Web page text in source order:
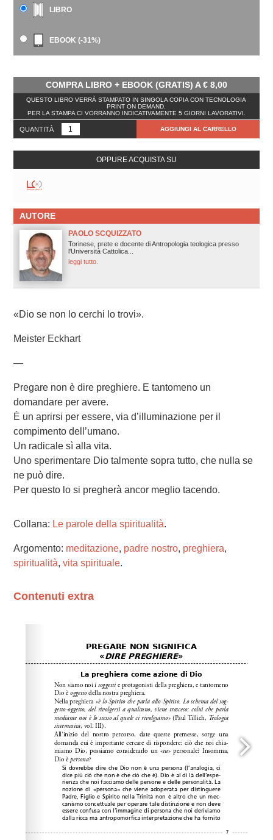
LIBRO
EBOOK (-31%)
COMPRA LIBRO + EBOOK (GRATIS) A€8,00
QUESTO LIBRO VERRÀ STAMPATO IN SINGOLA COPIA CON TECNOLOGIA
PRINT ON DEMAND.
PER LA STAMPA CI VORRANNO INDICATIVAMENTE 5 GIORNI LAVORATIVI.
QUANTITÀ AGGIUNGI AL CARRELLO
OPPURE ACQUISTA SU
AUTORE
PAOLO SCQUIZZATO
Torinese, prete e docente di Antropologia teologica presso
l'Università Cattolica...
leggi tutto.
«Dio se non lo cerchi lo trovi».
Meister Eckhart
—
Pregare non è dire preghiere. E tantomeno un
domandare per avere.
È un aprirsi per essere, via d’illuminazione per il
compimento dell’umano.
Un radicale sì alla vita.
Uno sperimentare Dio talmente sopra tutto, che nulla se
ne può dire.
Per questo lo si pregherà ancor meglio tacendo.
Collana: Le parole della spiritualità.
Argomento: meditazione, padre nostro, preghiera,
spiritualità, vita spirituale.
Contenuti extra
documentation.